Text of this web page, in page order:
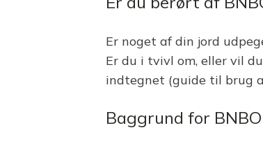
Er noget af din jord
Er du i tvivl om, eller vil
indtegnet (guide til brug
Baggrund for BNBO